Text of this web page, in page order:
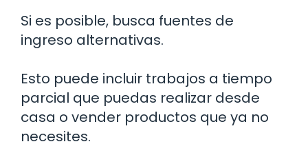
Si es posible, busca fuentes de
ingreso alternativas.
Esto puede incluir trabajos a tiempo
parcial que puedas realizar desde
casa o vender productos que ya no
necesites.